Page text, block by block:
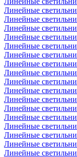
Линейные
Линейные
Линейные
Линейные
Линейные
Линейные
Линейные
Линейные
Линейные
Линейные
Линейные
Линейные
Линейные
Линейные
Линейные
Линейные
Линейные